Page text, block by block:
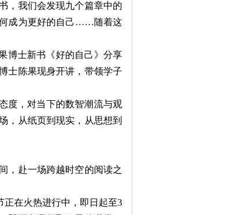
我们会发现九个篇章中的
何成为更好的自己……随着这
士新书《好的自己》分享
士陈果现身开讲，带领学子
度，对当下的数智潮流与观
，从纸页到现实，从思想到
赴一场跨越时空的阅读之
在火热进行中，即日起至3